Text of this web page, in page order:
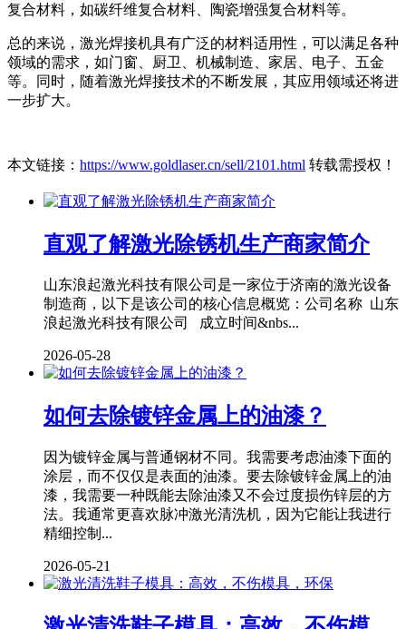
复合材料，如碳纤维复合材料、陶瓷增强复合材料等。
总的来说，激光焊接机具有广泛的材料适用性，可以满足各种
领域的需求，如门窗、厨卫、机械制造、家居、电子、五金
等。同时，随着激光焊接技术的不断发展，其应用领域还将进
一步扩大。
本文链接： https://www.goldlaser.cn/sell/2101.html 转载需授权！
直观了解激光除锈机生产商家简介
山东浪起激光科技有限公司是一家位于济南的激光设备
制造商，以下是该公司的核心信息概览：公司名称 山东
浪起激光科技有限公司 成立时间&nbs...
2026-05-28
如何去除镀锌金属上的油漆？
因为镀锌金属与普通钢材不同。我需要考虑油漆下面的
涂层，而不仅仅是表面的油漆。要去除镀锌金属上的油
漆，我需要一种既能去除油漆又不会过度损伤锌层的方
法。我通常更喜欢脉冲激光清洗机，因为它能让我进行
精细控制...
2026-05-21